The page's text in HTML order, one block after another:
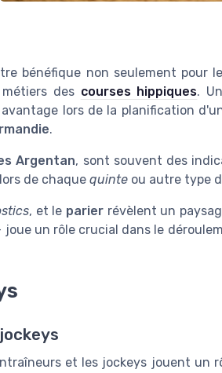
bénéfique non seulement pour
des courses hippiques.
lors de la planification
.
Argentan, sont souvent des
de chaque quinte ou autre type
, et le parier révèlent un
un rôle crucial dans le
et les jockeys jouent un